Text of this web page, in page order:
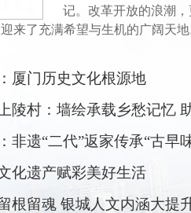
记。改革开放的浪潮
来了充满希望与生机的广阔天
厦门历史文化根源地
陵村：墙绘承载乡愁记忆
非遗“二代”返家传承“古早
化遗产赋彩美好生活
根留魂 银城人文内涵大提